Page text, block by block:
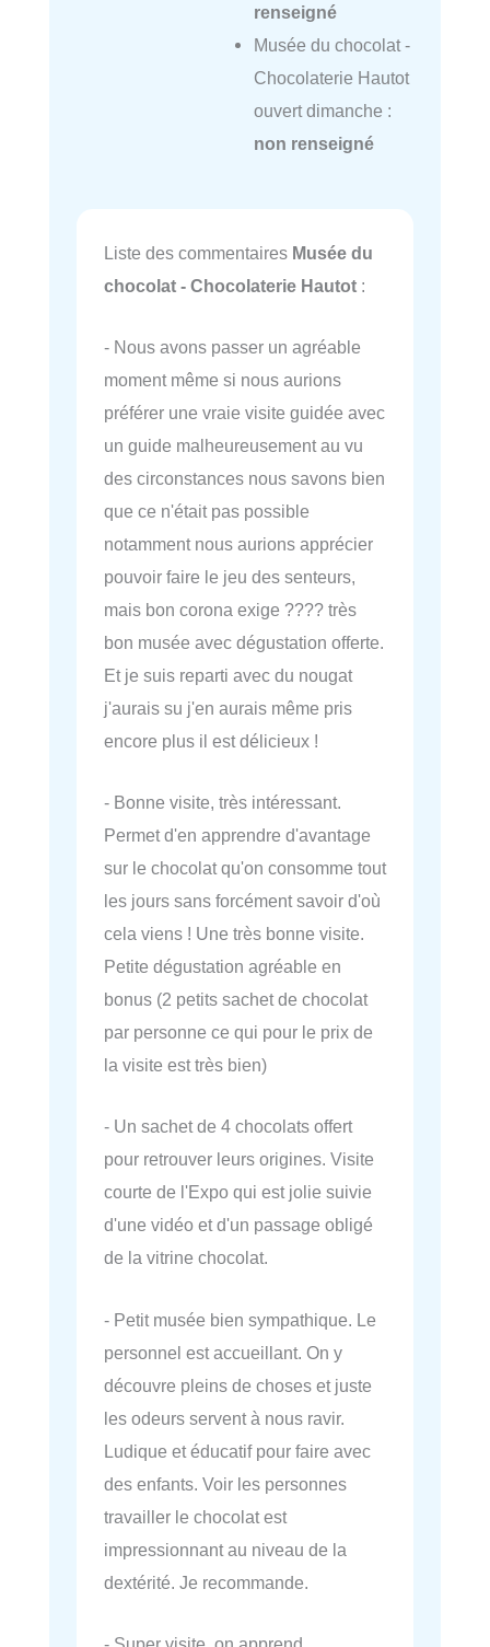
renseigné
Musée du chocolat -
Chocolaterie Hautot
ouvert dimanche :
non renseigné
Liste des commentaires Musée du
chocolat - Chocolaterie Hautot :
- Nous avons passer un agréable
moment même si nous aurions
préférer une vraie visite guidée avec
un guide malheureusement au vu
des circonstances nous savons bien
que ce n'était pas possible
notamment nous aurions apprécier
pouvoir faire le jeu des senteurs,
mais bon corona exige ???? très
bon musée avec dégustation offerte.
Et je suis reparti avec du nougat
j'aurais su j'en aurais même pris
encore plus il est délicieux !
- Bonne visite, très intéressant.
Permet d'en apprendre d'avantage
sur le chocolat qu'on consomme tout
les jours sans forcément savoir d'où
cela viens ! Une très bonne visite.
Petite dégustation agréable en
bonus (2 petits sachet de chocolat
par personne ce qui pour le prix de
la visite est très bien)
- Un sachet de 4 chocolats offert
pour retrouver leurs origines. Visite
courte de l'Expo qui est jolie suivie
d'une vidéo et d'un passage obligé
de la vitrine chocolat.
- Petit musée bien sympathique. Le
personnel est accueillant. On y
découvre pleins de choses et juste
les odeurs servent à nous ravir.
Ludique et éducatif pour faire avec
des enfants. Voir les personnes
travailler le chocolat est
impressionnant au niveau de la
dextérité. Je recommande.